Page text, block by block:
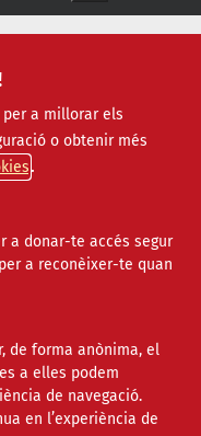
a millorar els
o obtenir més
a donar-te accés segur
a reconèixer-te quan
de forma anònima, el
a elles podem
de navegació.
en l’experiència de
| Social
|
| Tecnològic
un
i